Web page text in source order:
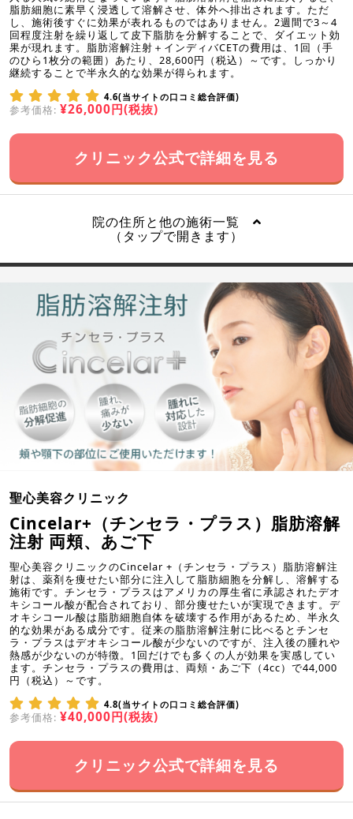
脂肪細胞に素早く浸透して溶解させ、体外へ排出されます。ただ
し、施術後すぐに効果が表れるものではありません。2週間で3～4
回程度注射を繰り返して皮下脂肪を分解することで、ダイエット効
果が現れます。脂肪溶解注射＋インディバCETの費用は、1回（手
のひら1枚分の範囲）あたり、28,600円（税込）～です。しっかり
継続することで半永久的な効果が得られます。
4.6(当サイトの口コミ総合評価)
参考価格: ¥26,000円(税抜)
クリニック公式で詳細を見る
院の住所と他の施術一覧
（タップで開きます）
聖心美容クリニック
Cincelar+（チンセラ・プラス）脂肪溶解
注射 両頬、あご下
聖心美容クリニックのCincelar +（チンセラ・プラス）脂肪溶解注
射は、薬剤を痩せたい部分に注入して脂肪細胞を分解し、溶解する
施術です。チンセラ・プラスはアメリカの厚生省に承認されたデオ
キシコール酸が配合されており、部分痩せたいが実現できます。デ
オキシコール酸は脂肪細胞自体を破壊する作用があるため、半永久
的な効果がある成分です。従来の脂肪溶解注射に比べるとチンセ
ラ・プラスはデオキシコール酸が少ないのですが、注入後の腫れや
熱感が少ないのが特徴。1回だけでも多くの人が効果を実感してい
ます。チンセラ・プラスの費用は、両頬・あご下（4cc）で44,000
円（税込）～です。
4.8(当サイトの口コミ総合評価)
参考価格: ¥40,000円(税抜)
クリニック公式で詳細を見る